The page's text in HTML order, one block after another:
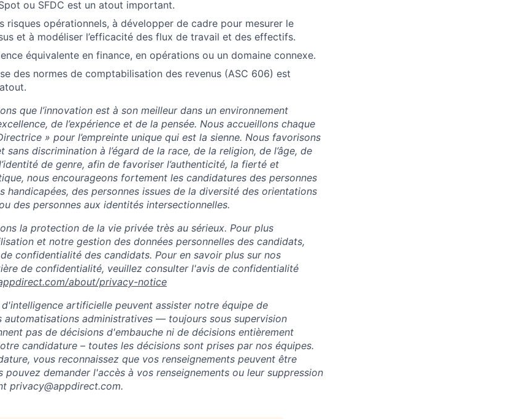
ou SFDC est un atout important.
risques opérationnels, à développer de cadre pour mesurer le
et à modéliser l’efficacité des flux de travail et des effectifs.
équivalente en finance, en opérations ou un domaine connexe.
des normes de comptabilisation des revenus (ASC 606) est
que l’innovation est à son meilleur dans un environnement
de l’expérience et de la pensée. Nous accueillons chaque
» pour l’empreinte unique qui est la sienne. Nous favorisons
sans discrimination à l’égard de la race, de la religion, de l’âge, de
de genre, afin de favoriser l’authenticité, la fierté et
nous encourageons fortement les candidatures des personnes
handicapées, des personnes issues de la diversité des orientations
des personnes aux identités intersectionnelles.
la protection de la vie privée très au sérieux. Pour plus
et notre gestion des données personnelles des candidats,
confidentialité des candidats. Pour en savoir plus sur nos
de confidentialité, veuillez consulter l'avis de confidentialité
about/privacy-notice
artificielle peuvent assister notre équipe de
automatisations administratives — toujours sous supervision
pas de décisions d'embauche ni de décisions entièrement
candidature – toutes les décisions sont prises par nos équipes.
vous reconnaissez que vos renseignements peuvent être
demander l'accès à vos renseignements ou leur suppression
privacy@appdirect.com.